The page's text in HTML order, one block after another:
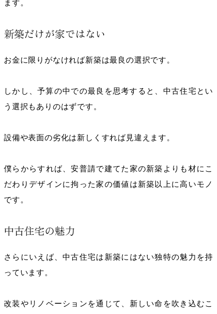
ます。
新築だけが家ではない
お金に限りがなければ新築は最良の選択です。
しかし、予算の中での最良を思考すると、中古住宅とい
う選択もありのはずです。
設備や表面の劣化は新しくすれば見違えます。
僕らからすれば、安普請で建てた家の新築よりも材にこ
だわりデザインに拘った家の価値は新築以上に高いモノ
です。
中古住宅の魅力
さらにいえば、中古住宅は新築にはない独特の魅力を持
っています。
改装やリノベーションを通じて、新しい命を吹き込むこ